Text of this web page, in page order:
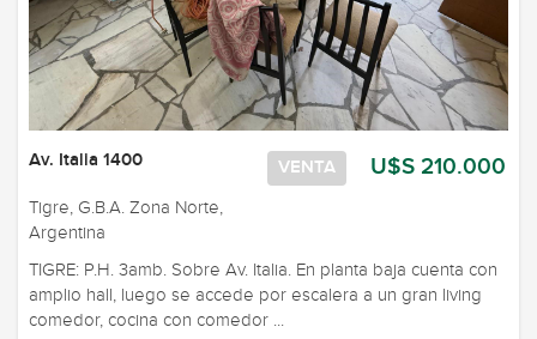
U$S 210.000
VENTA
Av. Italia 1400
Tigre, G.B.A. Zona Norte,
Argentina
TIGRE: P.H. 3amb. Sobre Av. Italia. En planta baja cuenta con
amplio hall, luego se accede por escalera a un gran living
comedor, cocina con comedor ...